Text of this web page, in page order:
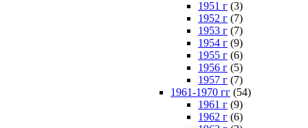
1951 г (3)
1952 г (7)
1953 г (7)
1954 г (9)
1955 г (6)
1956 г (5)
1957 г (7)
1961-1970 гг (54)
1961 г (9)
1962 г (6)